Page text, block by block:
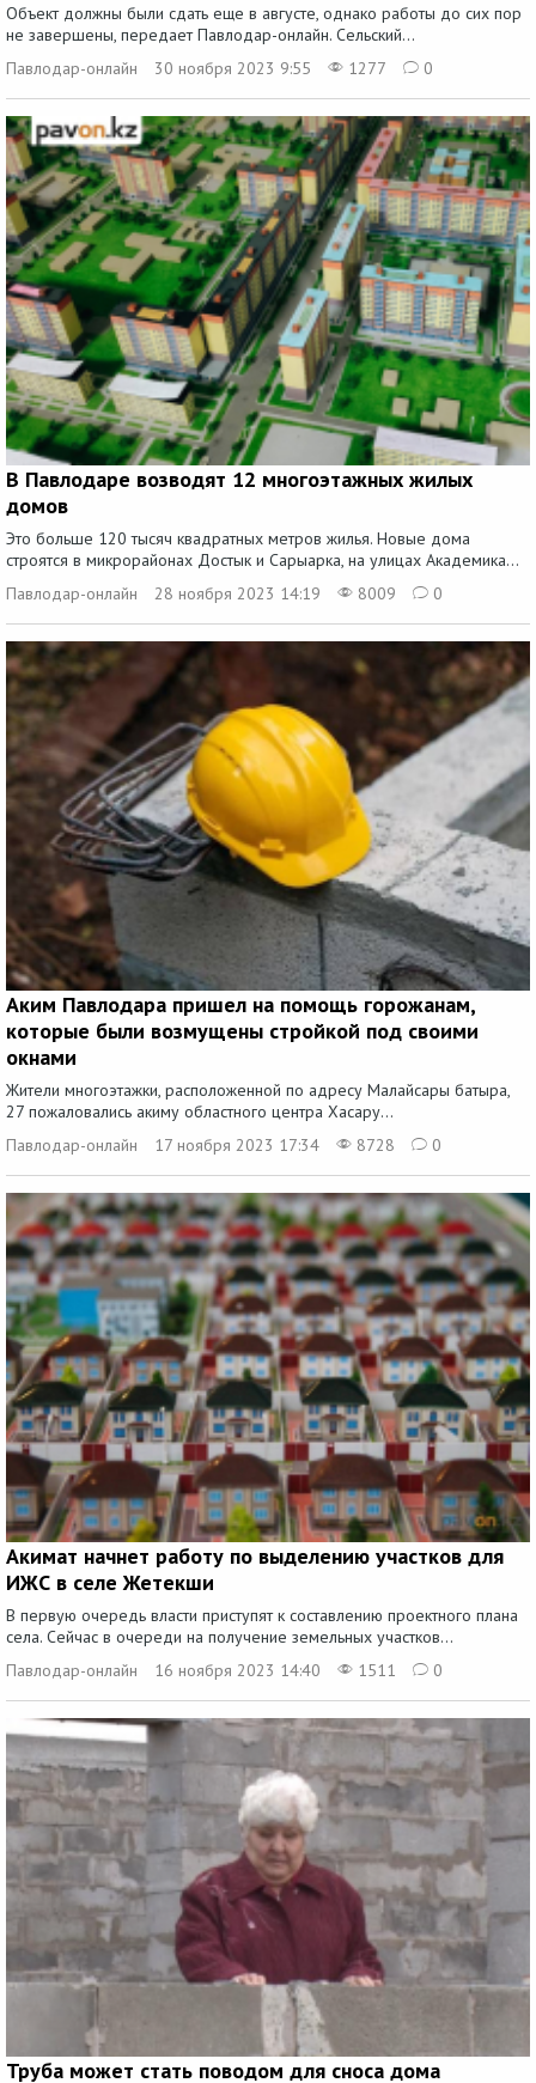
Объект должны были сдать еще в августе, однако работы до сих пор
не завершены, передает Павлодар-онлайн. Сельский...
Павлодар-онлайн
30 ноября 2023 9:55 1277 0
В Павлодаре возводят 12 многоэтажных жилых
домов
Это больше 120 тысяч квадратных метров жилья. Новые дома
строятся в микрорайонах Достык и Сарыарка, на улицах Академика...
Павлодар-онлайн
28 ноября 2023 14:19 8009 0
Аким Павлодара пришел на помощь горожанам,
которые были возмущены стройкой под своими
окнами
Жители многоэтажки, расположенной по адресу Малайсары батыра,
27 пожаловались акиму областного центра Хасару...
Павлодар-онлайн
17 ноября 2023 17:34 8728 0
Акимат начнет работу по выделению участков для
ИЖС в селе Жетекши
В первую очередь власти приступят к составлению проектного плана
села. Сейчас в очереди на получение земельных участков...
Павлодар-онлайн
16 ноября 2023 14:40 1511 0
Труба может стать поводом для сноса дома